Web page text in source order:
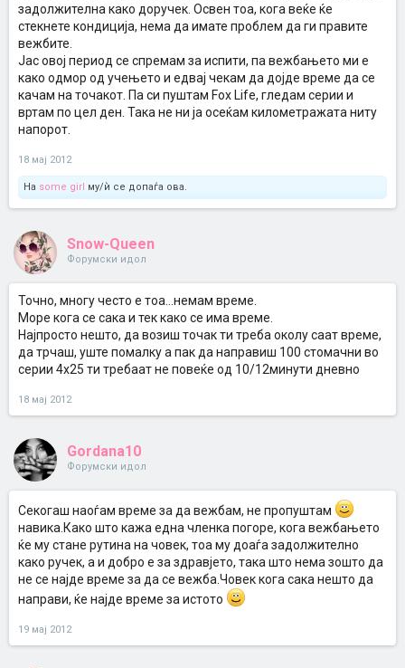
задолжителна како доручек. Освен тоа, кога веќе ќе
стекнете кондиција, нема да имате проблем да ги правите
вежбите.
Јас овој период се спремам за испити, па вежбањето ми е
како одмор од учењето и едвај чекам да дојде време да се
качам на точакот. Па си пуштам Fox Life, гледам серии и
вртам по цел ден. Така не ни ја осеќам километражата ниту
напорот.
18 мај 2012
На some girl му/ѝ се допаѓа ова.
Snow-Queen
Форумски идол
Точно, многу често е тоа...немам време.
Море кога се сака и тек како се има време.
Најпросто нешто, да возиш точак ти треба околу саат време,
да трчаш, уште помалку а пак да направиш 100 стомачни во
серии 4х25 ти требаат не повеќе од 10/12минути дневно
18 мај 2012
Gordana10
Форумски идол
Секогаш наоѓам време за да вежбам, не пропуштам
навика.Како што кажа една членка погоре, кога вежбањето
ќе му стане рутина на човек, тоа му доаѓа задолжително
како ручек, а и добро е за здравјето, така што нема зошто да
не се најде време за да се вежба.Човек кога сака нешто да
направи, ќе најде време за истото
19 мај 2012